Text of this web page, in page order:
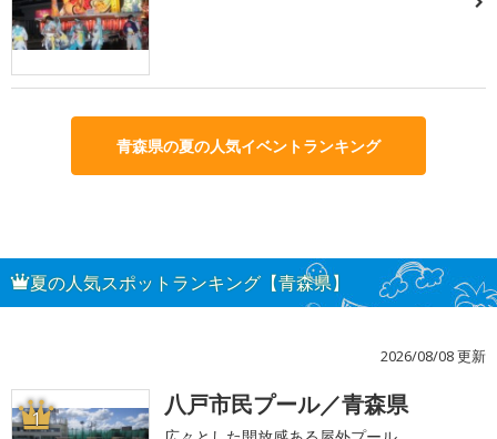
青森県の夏の人気イベントランキング
夏の人気スポットランキング【青森県】
2026/08/08 更新
1 八戸市民プール／青森県